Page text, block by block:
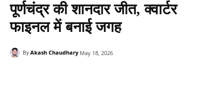
पूर्णचंद्र की शानदार जीत, क्वार्टर
फाइनल में बनाई जगह
By Akash Chaudhary May 18, 2026